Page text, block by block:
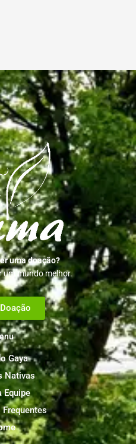
uma doação?
um mundo melhor.
Gaya
Nativas
Equipe